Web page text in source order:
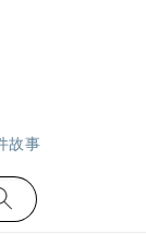
故事